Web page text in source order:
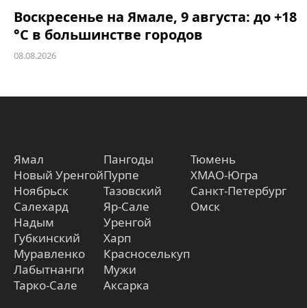
Воскресенье на Ямале, 9 августа: до +18
°C в большинстве городов
08.08.2026
Ямал
Новый Уренгой
Ноябрьск
Салехард
Надым
Губкинский
Муравленко
Лабытнанги
Тарко-Сале
Пангоды
Пурпе
Тазовский
Яр-Сале
Уренгой
Харп
Красноселькуп
Мужи
Аксарка
Тюмень
ХМАО-Югра
Санкт-Петербург
Омск